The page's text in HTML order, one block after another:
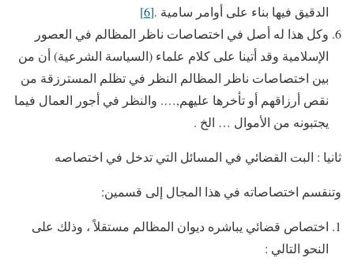
الدقيق فيها بناء على أوامر سامية .[6]
وكل هذا له أصل في اختصاصات ناظر المظالم في العصور
الإسلامية وقد أتينا على كلام علماء (السياسة الشرعية) أن من
بين اختصاصات ناظر المظالم النظر في تظلم المسترزقة من
نقص أرزاقهم أو تأخرها عليهم,…. والنظر في أجور العمال فيما
يجتبونه من الأموال … الخ .
ثانيا : البت القضائي في المسائل التي تدخل في اختصاصه
وتنقسم اختصاصاته في هذا المجال إلى قسمين:
اختصاص قضائي يباشره ديوان المظالم مستقلاً ، وذلك على
النحو التالي :